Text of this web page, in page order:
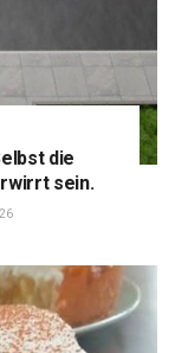
die
sein.